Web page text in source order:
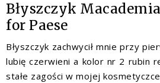
Błyszczyk
for Paese
Błyszczyk zachwycił mnie przy
lubię czerwieni a kolor nr 2 rubin
stałe zagości w mojej